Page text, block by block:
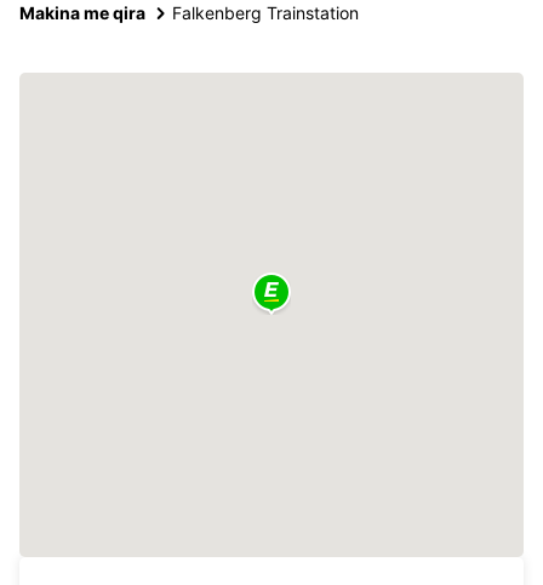
Makina me qira Falkenberg Trainstation